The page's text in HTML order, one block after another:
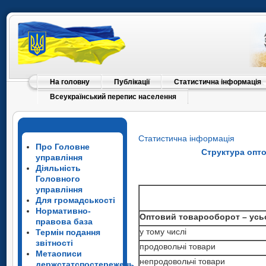
На головну Публікації
Статистична інформація
Всеукраїнський перепис населення
Про Головне
управління
Діяльність
Головного
управління
Для громадськості
Нормативно-
правова база
Термін подання
звітності
Метаописи
Статистична інформація
Структура
Оптовий товарооборот –
у тому числі
продовольчі товари
непродовольчі товари
Оптовий товарооборот –
у тому числі
продовольчі товари
Оптовий товарооборот –
у тому числі